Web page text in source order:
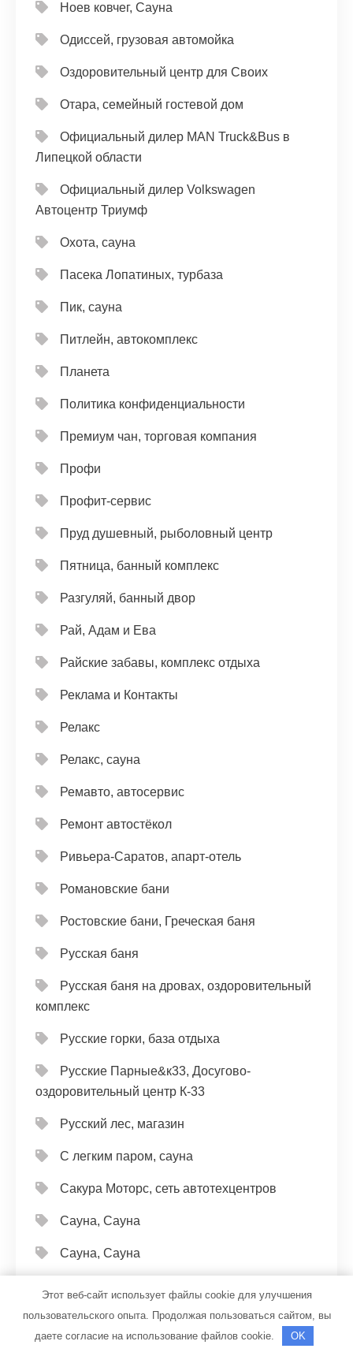
Ноев ковчег, Сауна
Одиссей, грузовая автомойка
Оздоровительный центр для Своих
Отара, семейный гостевой дом
Официальный дилер MAN Truck&Bus в
Липецкой области
Официальный дилер Volkswagen
Автоцентр Триумф
Охота, сауна
Пасека Лопатиных, турбаза
Пик, сауна
Питлейн, автокомплекс
Планета
Политика конфиденциальности
Премиум чан, торговая компания
Профи
Профит-сервис
Пруд душевный, рыболовный центр
Пятница, банный комплекс
Разгуляй, банный двор
Рай, Адам и Ева
Райские забавы, комплекс отдыха
Реклама и Контакты
Релакс
Релакс, сауна
Ремавто, автосервис
Ремонт автостёкол
Ривьера-Саратов, апарт-отель
Романовские бани
Ростовские бани, Греческая баня
Русская баня
Русская баня на дровах, оздоровительный
комплекс
Русские горки, база отдыха
Русские Парные&к33, Досугово-
оздоровительный центр К-33
Русский лес, магазин
С легким паром, сауна
Сакура Моторс, сеть автотехцентров
Сауна, Сауна
Сауна, Сауна
Сауна, Сауна
Этот веб-сайт использует файлы cookie для улучшения
пользовательского опыта. Продолжая пользоваться сайтом, вы
даете согласие на использование файлов cookie.
OK